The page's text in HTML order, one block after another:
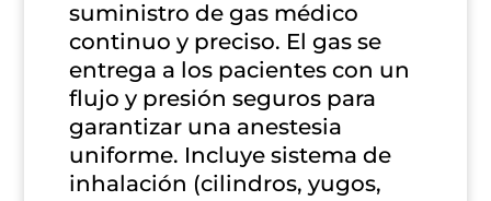
suministro de gas médico
continuo y preciso. El gas se
entrega a los pacientes con un
flujo y presión seguros para
garantizar una anestesia
uniforme. Incluye sistema de
inhalación (cilindros, yugos,